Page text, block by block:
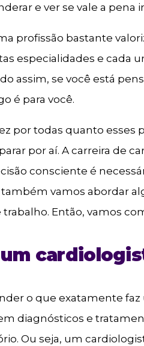
e ver se vale a pena
profissão bastante
especialidades e cada
assim, se você está
é para você.
por todas quanto esses
por aí. A carreira de
consciente é
também vamos abordar
Então, vamos
o que exatamente faz
diagnósticos e
Ou seja, um